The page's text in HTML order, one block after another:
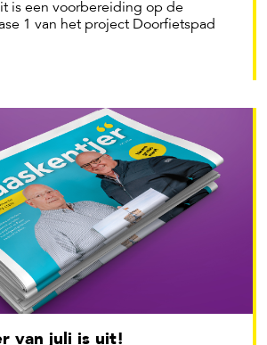
is een voorbereiding op de
1 van het project Doorfietspad
van juli is uit!